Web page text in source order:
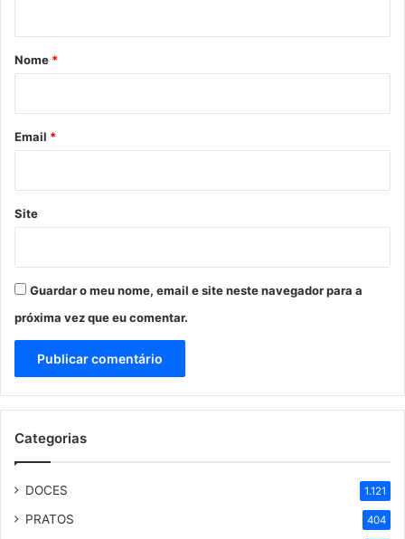
r
*
Nome *
Email *
Site
Guardar o meu nome, email e site neste navegador para a
próxima vez que eu comentar.
Categorias
DOCES 1.121
PRATOS 404